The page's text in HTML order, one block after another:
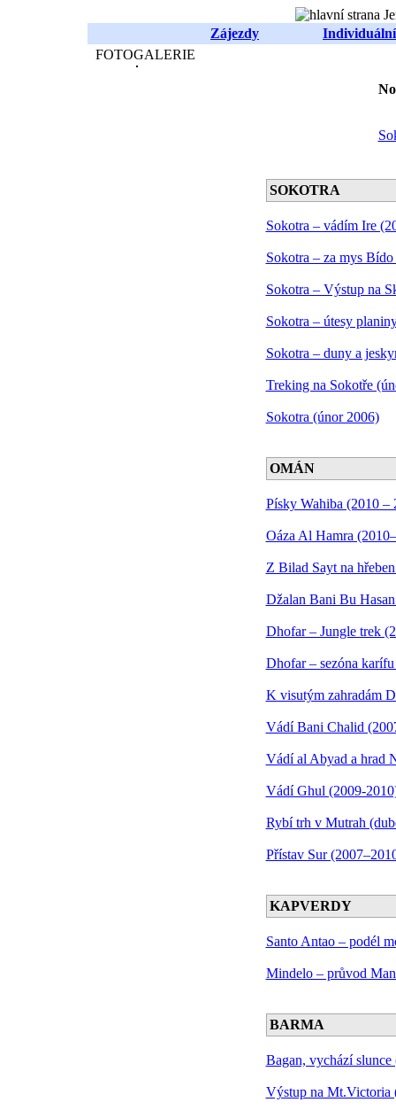
Zájezdy
Individuální
FOTOGALERIE
SOKOTRA
Sokotra – vádím Ire
Sokotra – za mys
Sokotra – Výstup na
Sokotra – útesy
Sokotra – duny a
Treking na Sokotře
Sokotra (únor 2006)
OMÁN
Písky Wahiba (2010 –
Oáza Al Hamra
Z Bilad Sayt na
Džalan Bani Bu
Dhofar – Jungle trek
Dhofar – sezóna
K visutým zahradám
Vádí Bani Chalid
Vádí al Abyad a hrad
Vádí Ghul (2009-
Rybí trh v Mutrah
Přístav Sur
KAPVERDY
Santo Antao – podél
Mindelo – průvod
BARMA
Bagan, vychází slunce
Výstup na Mt.Victoria